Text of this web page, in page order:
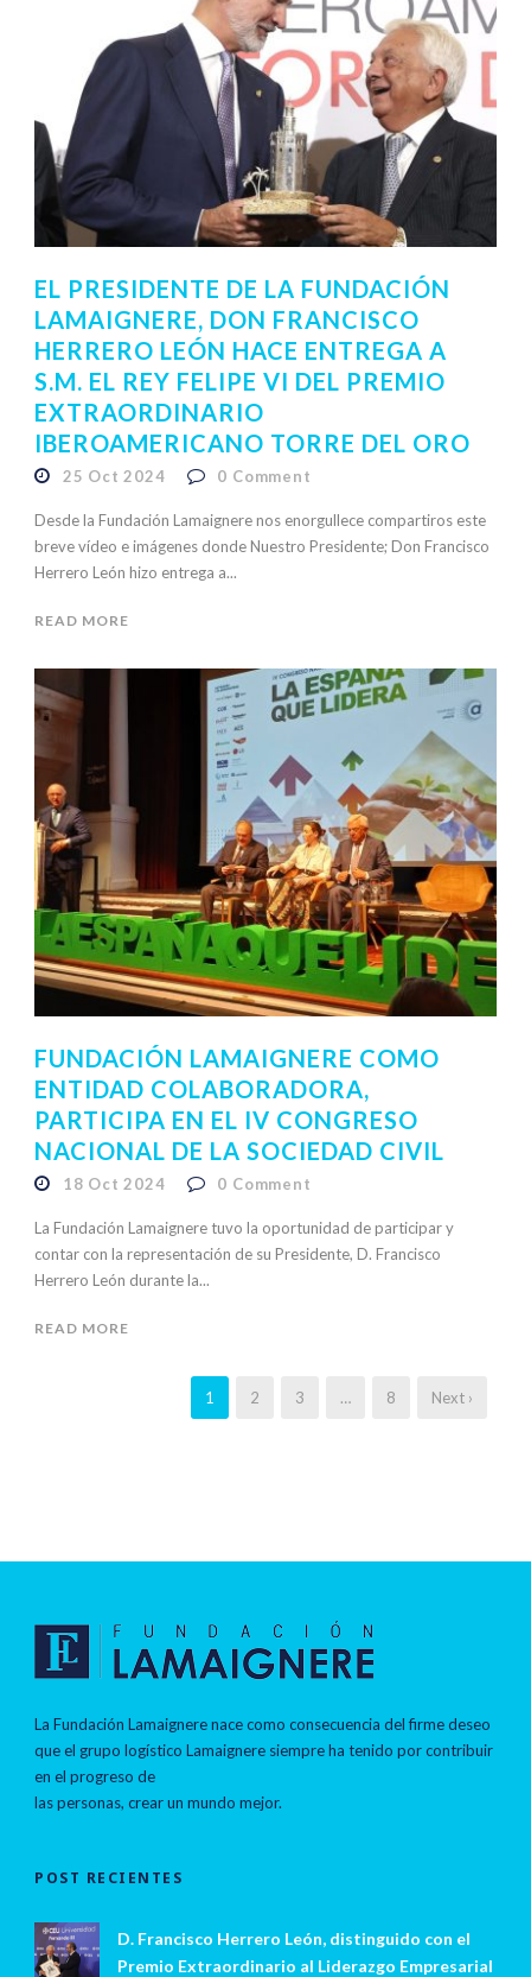
EL PRESIDENTE DE LA FUNDACIÓN
LAMAIGNERE, DON FRANCISCO
HERRERO LEÓN HACE ENTREGA A
S.M. EL REY FELIPE VI DEL PREMIO
EXTRAORDINARIO
IBEROAMERICANO TORRE DEL ORO
25 Oct 2024 0 Comment
Desde la Fundación Lamaignere nos enorgullece compartiros este
breve vídeo e imágenes donde Nuestro Presidente; Don Francisco
Herrero León hizo entrega a...
READ MORE
FUNDACIÓN LAMAIGNERE COMO
ENTIDAD COLABORADORA,
PARTICIPA EN EL IV CONGRESO
NACIONAL DE LA SOCIEDAD CIVIL
18 Oct 2024 0 Comment
La Fundación Lamaignere tuvo la oportunidad de participar y
contar con la representación de su Presidente, D. Francisco
Herrero León durante la...
READ MORE
1 2 3 … 8 Next ›
La Fundación Lamaignere nace como consecuencia del firme deseo
que el grupo logístico Lamaignere siempre ha tenido por contribuir
en el progreso de
las personas, crear un mundo mejor.
POST RECIENTES
D. Francisco Herrero León, distinguido con el
Premio Extraordinario al Liderazgo Empresarial